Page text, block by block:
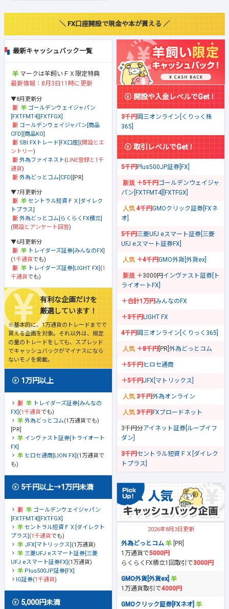
＼ FX口座開設で現金や本が貰える ／
最新キャッシュバック一覧
マークは羊飼いＦＸ限定特典
最新情報：8月3日11時に更新
▼8月更新分
ゴールデンウェイジャパン
[FXTFMT4][FXTFGX]
ゴールデンウェイジャパン[商品
CFD][商品KO]
SBI FXトレード[FX口座] (開設とエ
ントリー)
外為ファイネスト(LINE登録と1千
通貨)
外為どっとコム[CFD] [PR]
▼7月更新分
セントラル短資ＦＸ[ダイレク
トプラス]
外為どっとコム[らくらくFX積立]
(開設とアンケート回答)
▼6月更新分
トレイダーズ証券[みんなのFX]
(1千通貨でも)
トレイダーズ証券[LIGHT FX] (1
千通貨でも)
有利な企画だけを
厳選しています！
※基本的に、1万通貨のトレードまでで
貰える企画を対象。それ以外は、規定
の量のトレードをしても、スプレッド
でキャッシュバックがマイナスになら
ないモノを掲載。
1万円以上
トレイダーズ証券[みんなの
FX] (1千通貨でも)
外為どっとコム(1万通貨でも)
[PR]
インヴァスト証券[トライオート
FX]
ヒロセ通商[LION FX] (1万通貨で
も)
5千円以上→1万円未満
ゴールデンウェイジャパン
[FXTFMT4][FXTFGX]
セントラル短資ＦＸ[ダイレクト
プラス] (1千通貨でも)
JFX[マトリックス] (1万通貨)
三菱UFJ eスマート証券[三菱
UFJ eスマート証券FX] (1万通貨)
Plus500JP証券[FX]
IG証券(1千通貨)
5,000円未満
開設や入金レベルでGet！
3千円岡三オンライン[くりっく株
365]
取引レベルでGet！
5千円Plus500JP証券[FX]
＋5千円ゴールデンウェイジャ
パン[FXTFMT4][FXTFGX]
4千円GMOクリック証券[FXネ
オ]
5千円三菱UFJ eスマート証券[三菱
UFJ eスマート証券FX]
＋4千円GMO外貨[外貨ex]
＋3000円 インヴァスト証券[ト
ライオートFX]
＋合計1万円みんなのFX
＋3千円LIGHT FX
4千円岡三オンライン[くりっく365]
＋8千円 [PR] 外為どっとコム
＋5千円ヒロセ通商
＋5千円JFX[マトリックス]
3千円外為オンライン
3千円FXブロードネット
3千円分アイネット証券[ループイフ
ダン]
3千円セントラル短資ＦＸ[ダイレク
トプラス]
2026年8月3日更新
外為どっとコム
[PR]
1万通貨で5000円
らくらくFX積立1回取引で3000円
GMO外貨[外貨ex]
1万通貨取引で4000円
GMOクリック証券[FXネオ]